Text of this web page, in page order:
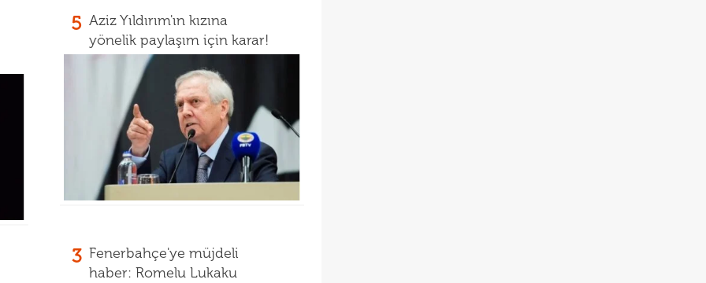
5 Aziz Yıldırım'ın kızına
yönelik paylaşım için karar!
3 Fenerbahçe'ye müjdeli
haber: Romelu Lukaku